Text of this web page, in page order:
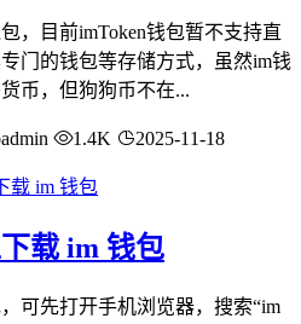
，目前imToken钱包暂不支持直
门的钱包等存储方式，虽然im钱
币，但狗狗币不在...
1.4K 2025-11-18
载 im 钱包
可先打开手机浏览器，搜索“im